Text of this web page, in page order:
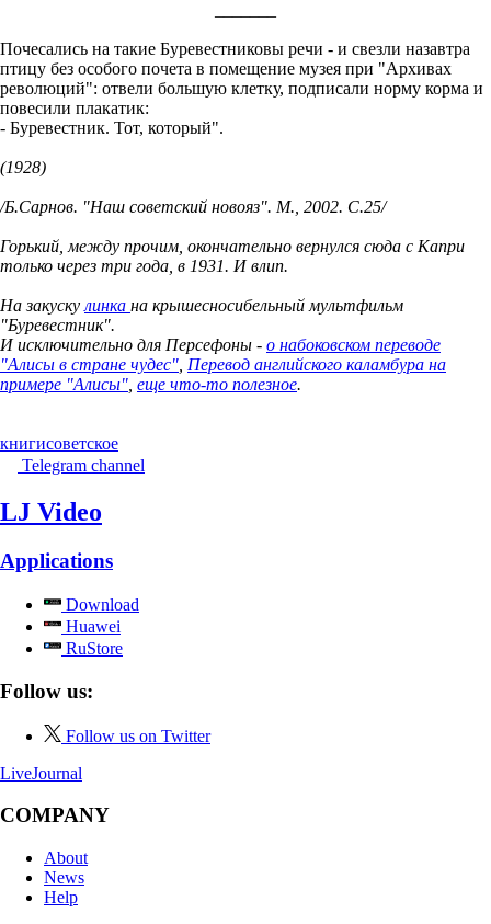
Почесались на такие Буревестниковы речи - и свезли назавтра
птицу без особого почета в помещение музея при "Архивах
революций": отвели большую клетку, подписали норму корма и
повесили плакатик:
- Буревестник. Тот, который".
(1928)
/Б.Сарнов. "Наш советский новояз". М., 2002. С.25/
Горький, между прочим, окончательно вернулся сюда с Капри
только через три года, в 1931. И влип.
На закуску линка на крышесносибельный мультфильм
"Буревестник".
И исключительно для Персефоны - о набоковском переводе
"Алисы в стране чудес" Перевод английского каламбура на
примере "Алисы" еще что-то полезное.
книгисоветское
Telegram channel
LJ Video
Applications
Download
Huawei
RuStore
Follow us:
Follow us on Twitter
LiveJournal
COMPANY
About
News
Help